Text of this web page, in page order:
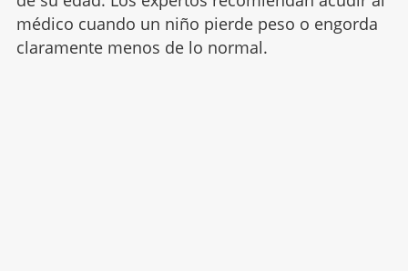
médico cuando un niño pierde peso o engorda
claramente menos de lo normal.